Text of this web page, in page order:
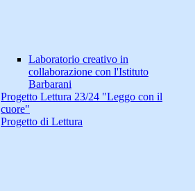
Laboratorio creativo in
collaborazione con l'Istituto
Barbarani
Progetto Lettura 23/24 "Leggo con il
cuore"
Progetto di Lettura